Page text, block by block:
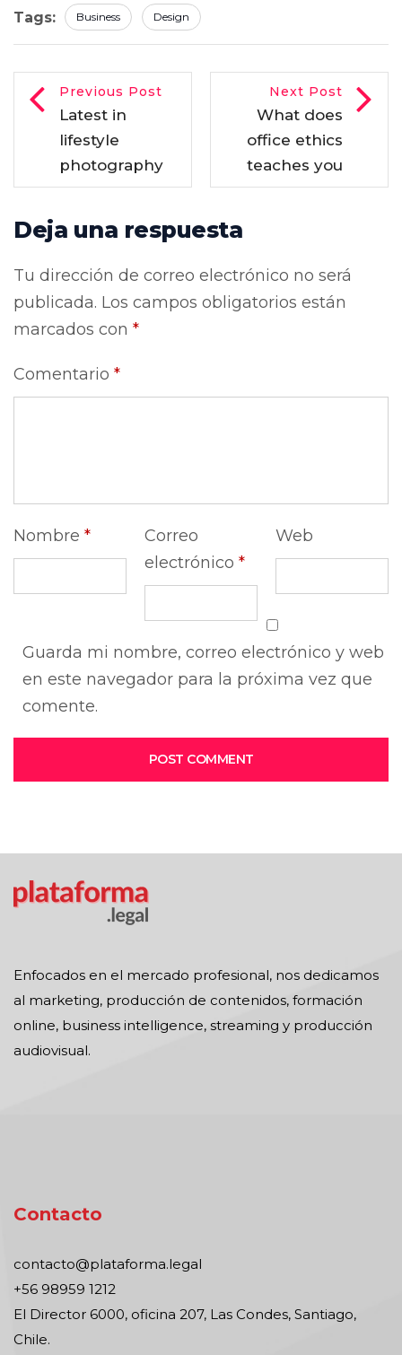
Tags: Business Design
Previous Post
Latest in
lifestyle
photography
Next Post
What does
office ethics
teaches you
Deja una respuesta
Tu dirección de correo electrónico no será
publicada. Los campos obligatorios están
marcados con *
Comentario *
Nombre *
Correo
electrónico *
Web
Guarda mi nombre, correo electrónico y web
en este navegador para la próxima vez que
comente.
POST COMMENT
Enfocados en el mercado profesional, nos dedicamos
al marketing, producción de contenidos, formación
online, business intelligence, streaming y producción
audiovisual.
Contacto
contacto@plataforma.legal
+56 98959 1212
El Director 6000, oficina 207, Las Condes, Santiago,
Chile.